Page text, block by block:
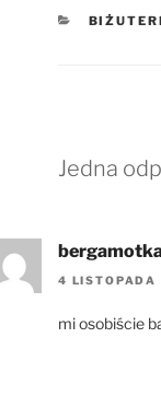
Jedna
4
mi osobiście